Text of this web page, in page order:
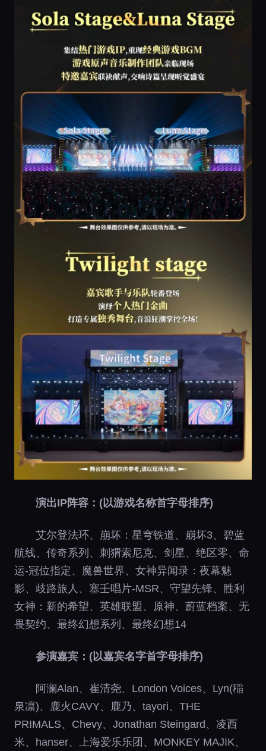
演出IP阵容：(以游戏名称首字母排序)
艾尔登法环、崩坏：星穹铁道、崩坏3、碧蓝
航线、传奇系列、刺猬索尼克、剑星、绝区零、命
运-冠位指定、魔兽世界、女神异闻录：夜幕魅
影、歧路旅人、塞壬唱片-MSR、守望先锋、胜利
女神：新的希望、英雄联盟、原神、蔚蓝档案、无
畏契约、最终幻想系列、最终幻想14
参演嘉宾：(以嘉宾名字首字母排序)
阿澜Alan、崔清尧、London Voices、Lyn(稲
泉凛)、鹿火CAVY、鹿乃、tayori、THE
PRIMALS、Chevy、Jonathan Steingard、凌西
米、hanser、上海爱乐乐团、MONKEY MAJIK、